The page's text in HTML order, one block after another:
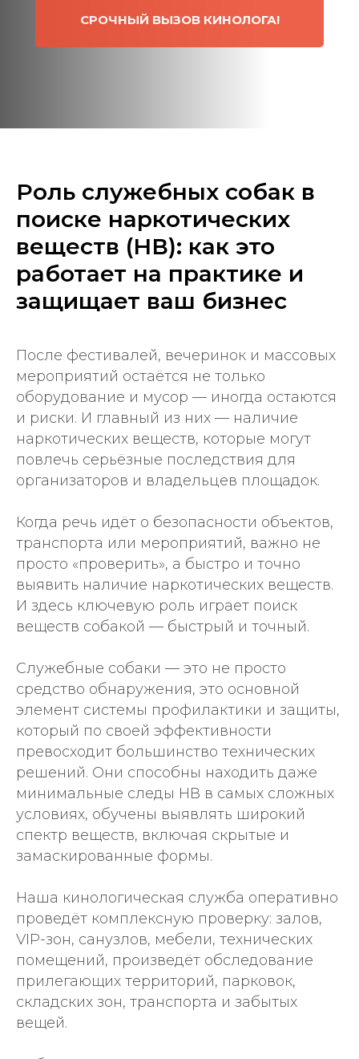
СРОЧНЫЙ ВЫЗОВ КИНОЛОГА!
Роль служебных собак в
поиске наркотических
веществ (НВ): как это
работает на практике и
защищает ваш бизнес
После фестивалей, вечеринок и массовых
мероприятий остаётся не только
оборудование и мусор — иногда остаются
и риски. И главный из них — наличие
наркотических веществ, которые могут
повлечь серьёзные последствия для
организаторов и владельцев площадок.
Когда речь идёт о безопасности объектов,
транспорта или мероприятий, важно не
просто «проверить», а быстро и точно
выявить наличие наркотических веществ.
И здесь ключевую роль играет поиск
веществ собакой — быстрый и точный.
Служебные собаки — это не просто
средство обнаружения, это основной
элемент системы профилактики и защиты,
который по своей эффективности
превосходит большинство технических
решений. Они способны находить даже
минимальные следы НВ в самых сложных
условиях, обучены выявлять широкий
спектр веществ, включая скрытые и
замаскированные формы.
Наша кинологическая служба оперативно
проведёт комплексную проверку: залов,
VIP-зон, санузлов, мебели, технических
помещений, произведёт обследование
прилегающих территорий, парковок,
складских зон, транспорта и забытых
вещей.